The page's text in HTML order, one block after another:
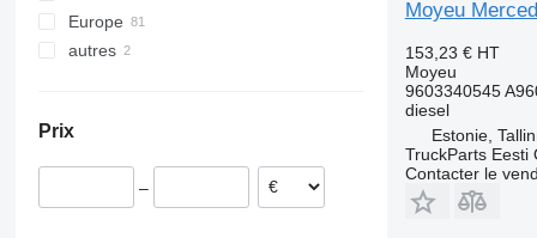
Atego 1524
Europe
Estonie
Danemark
Allemagne
autres
Prix
–
Moyeu
153,23 € HT
Moyeu
9603340545
diesel
Estonie,
TruckParts Eesti
Contacter le